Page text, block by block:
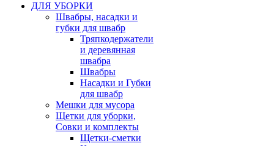
ДЛЯ УБОРКИ
Швабры, насадки и
губки для швабр
Тряпкодержатели
и деревянная
швабра
Швабры
Насадки и Губки
для швабр
Мешки для мусора
Щетки для уборки,
Совки и комплекты
Щетки-сметки